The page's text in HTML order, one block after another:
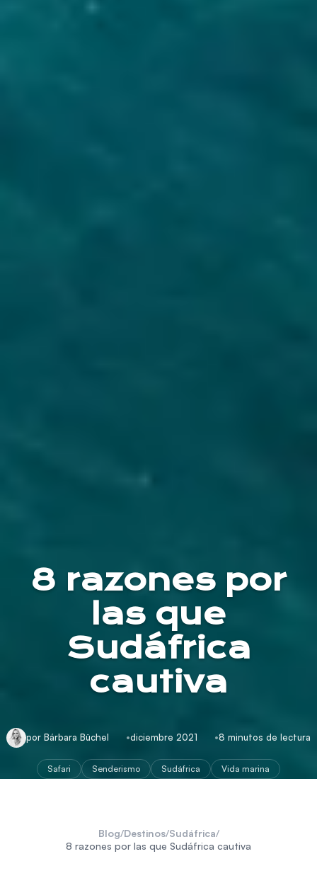
8 razones por
las que
Sudáfrica
cautiva
por Bárbara Büchel diciembre 2021 8 minutos de lectura
Safari Senderismo Sudáfrica Vida marina
Blog/Destinos/Sudáfrica/
8 razones por las que Sudáfrica cautiva